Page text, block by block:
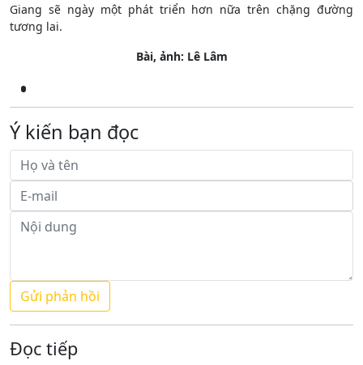
Giang sẽ ngày một phát triển hơn nữa trên chặng đường
tương lai.
Bài, ảnh: Lê Lâm
Ý kiến bạn đọc
Đọc tiếp